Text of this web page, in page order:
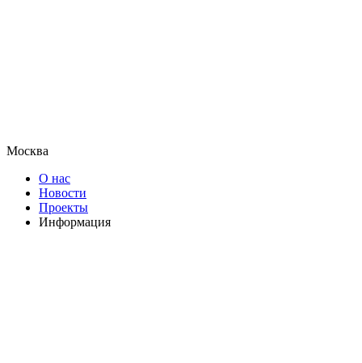
Москва
О нас
Новости
Проекты
Информация